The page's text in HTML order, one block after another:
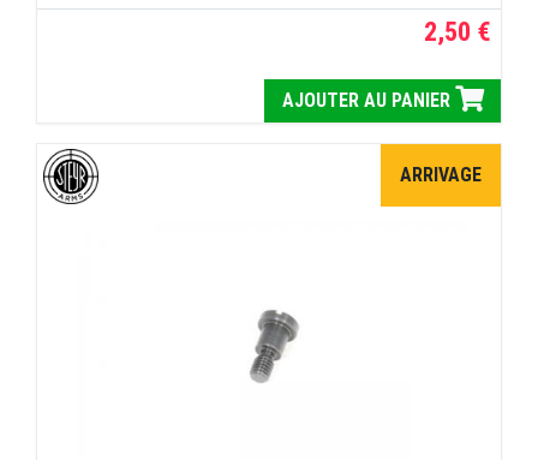
2,50 €
AJOUTER AU PANIER
ARRIVAGE